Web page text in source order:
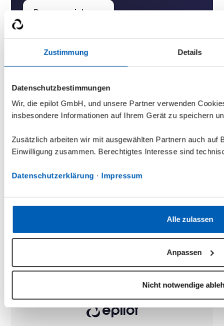
Zustimmung Details
Datenschutzbestimmungen
Wir, die epilot GmbH, und unsere Partner verwenden
insbesondere Informationen auf Ihrem Gerät zu speichern
Zusätzlich arbeiten wir mit ausgewählten Partnern auch auf
Einwilligung zusammen. Berechtigtes Interesse sind
Datenschutzerklärung · Impressum
Alle zulassen
Anpassen
Nicht notwendige
Demo vereinbaren
Schau dir die Dokumentation an,
um
mehr darüber zu erfahren, wie du
Blueprints in deiner Sandbox
installierst